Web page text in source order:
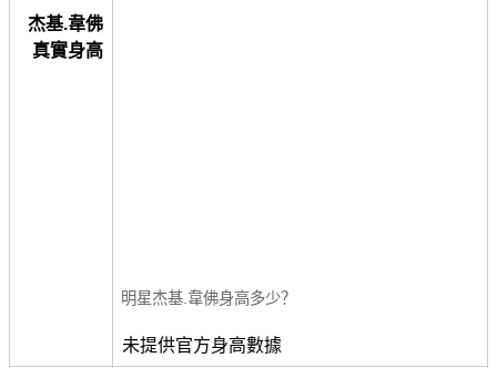
杰基.韋佛
真實身高
明星杰基.韋佛身高多少？
未提供官方身高數據